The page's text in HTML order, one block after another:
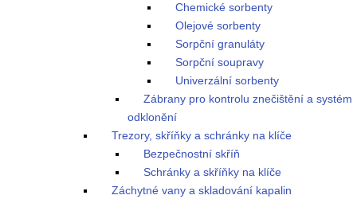
Chemické sorbenty
Olejové sorbenty
Sorpční granuláty
Sorpční soupravy
Univerzální sorbenty
Zábrany pro kontrolu znečištění a systém
odklonění
Trezory, skříňky a schránky na klíče
Bezpečnostní skříň
Schránky a skříňky na klíče
Záchytné vany a skladování kapalin